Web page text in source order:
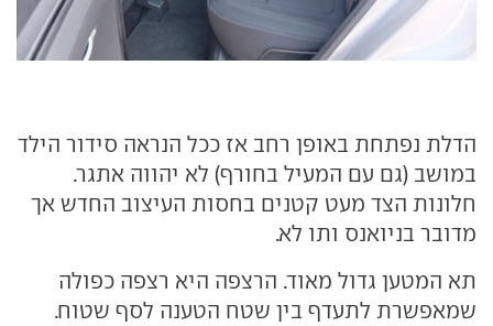
הדלת נפתחת באופן רחב אז ככל הנראה סידור הילד
במושב (גם עם המעיל בחורף) לא יהווה אתגר.
חלונות הצד מעט קטנים בחסות העיצוב החדש אך
מדובר בניואנס ותו לא.
תא המטען גדול מאוד. הרצפה היא רצפה כפולה
שמאפשרת לתעדף בין שטח הטענה לסף שטוח.